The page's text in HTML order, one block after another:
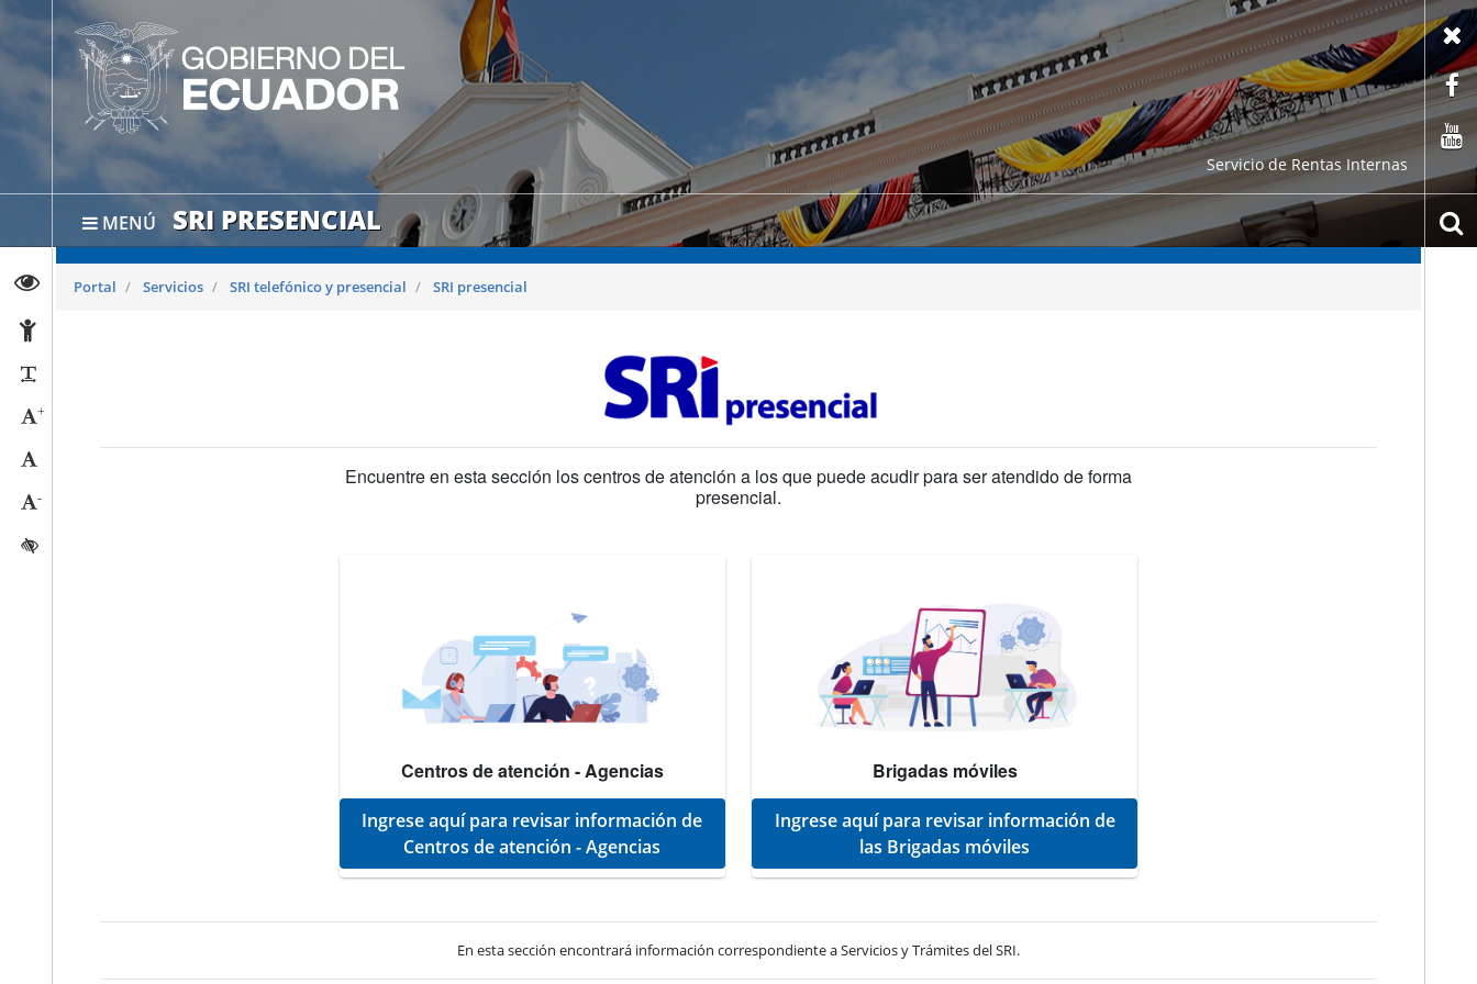
Servicio de Rentas Internas
MENÚ SRI PRESENCIAL
Abrir página de Transparencia
Abrir página de Accesibilidad
Reducir párrafos
+
-Reducir tamaño caracteres
Activar/quitar contraste
Portal Servicios SRI telefónico y presencial SRI presencial
Encuentre en esta sección los centros de atención a los que puede acudir para ser atendido de forma
presencial.
Centros de atención - Agencias
Ingrese aquí para revisar información de
Centros de atención - Agencias
Brigadas móviles
Ingrese aquí para revisar información de
las Brigadas móviles
En esta sección encontrará información correspondiente a Servicios y Trámites del SRI.